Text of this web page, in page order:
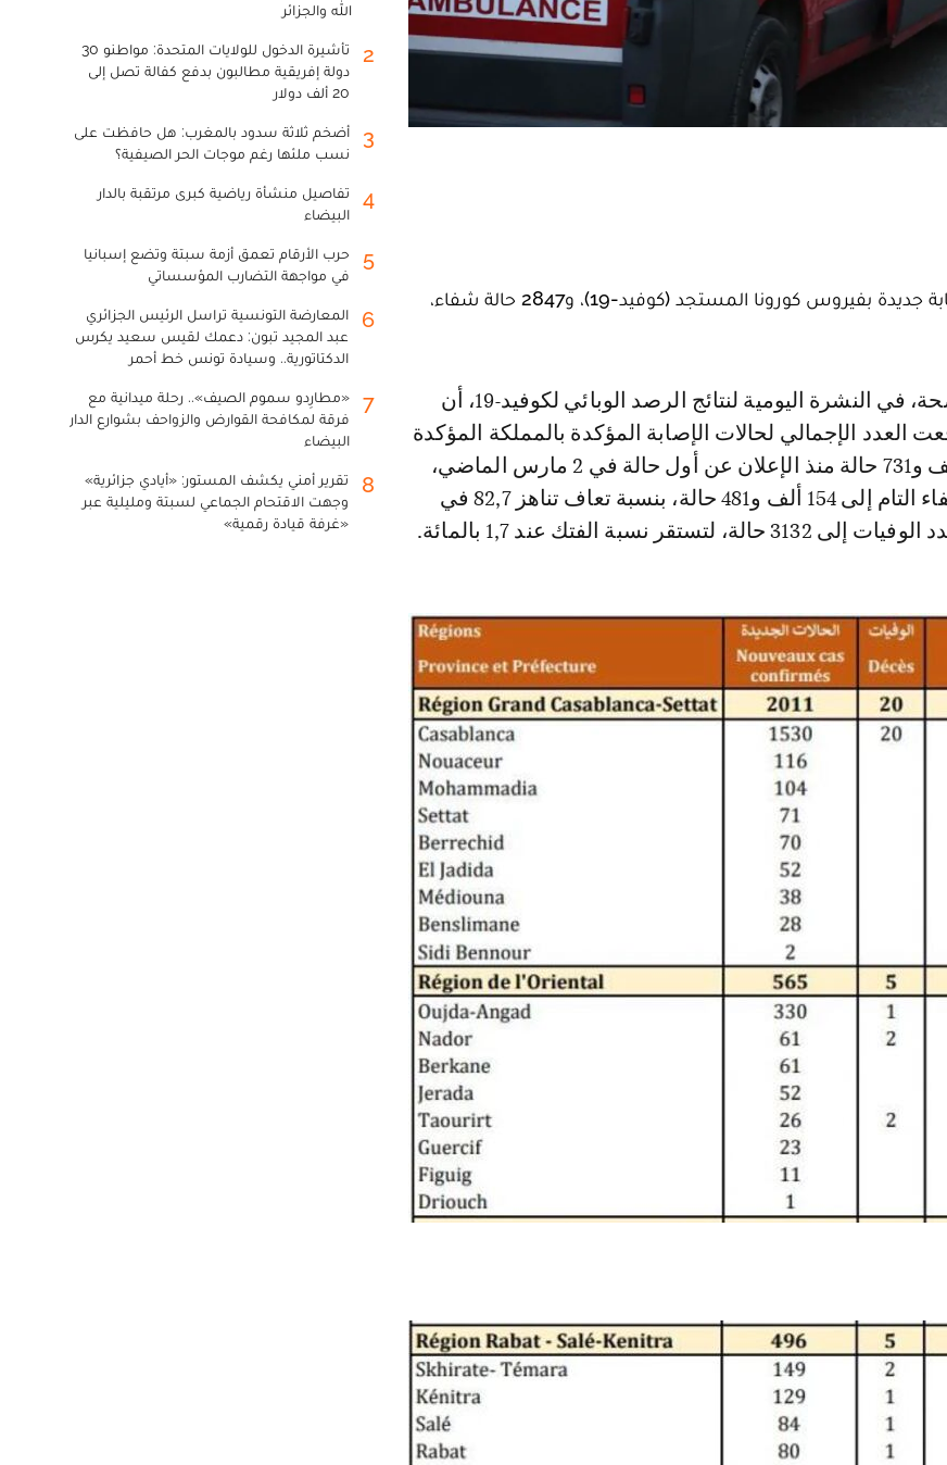
أعلنت وزارة الصحة، اليوم الخميس، عن تسجيل 4151 إصابة جديدة بفيروس كورونا المستجد (كوفيد-19)، و2847 حالة شفاء،
العدد الإجمالي لحالات الإصابة المؤكدة بالمملكة المؤكدة
بالمملكة إلى 186 ألف و731 حالة منذ الإعلان عن أول حالة في 2 مارس الماضي،
ومجموع حالات الشفاء التام إلى 154 ألف و481 حالة، بنسبة تعاف تناهز 82,7 في
نسبة الفتك عند 1,7 بالمائة.
الله والجزائر
2
تأشيرة الدخول للولايات المتحدة: مواطنو 30
دولة إفريقية مطالبون بدفع كفالة تصل إلى
20 ألف دولار
3
أضخم ثلاثة سدود بالمغرب: هل حافظت على
نسب ملئها رغم موجات الحر الصيفية؟
4
تفاصيل منشأة رياضية كبرى مرتقبة بالدار
البيضاء
5
حرب الأرقام تعمق أزمة سبتة وتضع إسبانيا
في مواجهة التضارب المؤسساتي
6
المعارضة التونسية تراسل الرئيس الجزائري
عبد المجيد تبون: دعمك لقيس سعيد يكرس
الدكتاتورية.. وسيادة تونس خط أحمر
7
«مطارِدو سموم الصيف».. رحلة ميدانية مع
فرقة لمكافحة القوارض والزواحف بشوارع الدار
البيضاء
8
تقرير أمني يكشف المستور: «أيادي جزائرية»
وجهت الاقتحام الجماعي لسبتة ومليلية عبر
«غرفة قيادة رقمية»